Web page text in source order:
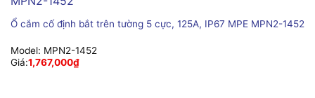
Ổ cắm cố định bắt trên tường 5 cực, 125A, IP67 MPE MPN2-1452
Model: MPN2-1452
Giá:1,767,000₫